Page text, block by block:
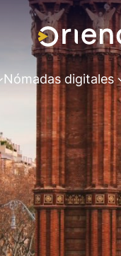
Nómadas digitales